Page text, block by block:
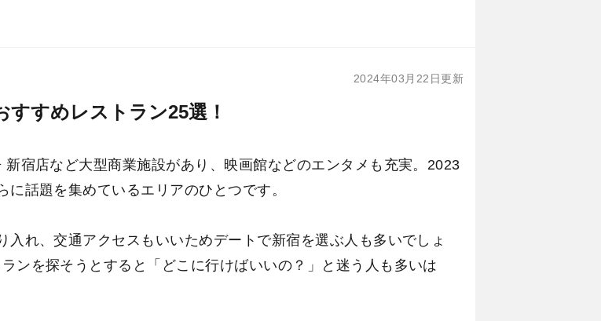
2024年03月22日更新
すめレストラン25選！
宿店など大型商業施設があり、映画館などのエンタメも充実。2023
話題を集めているエリアのひとつです。
れ、交通アクセスもいいためデートで新宿を選ぶ人も多いでしょ
ンを探そうとすると「どこに行けばいいの？」と迷う人も多いは